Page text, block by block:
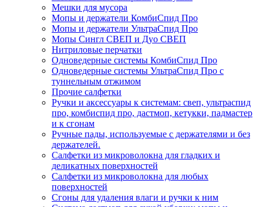
Мешки для мусора
Мопы и держатели КомбиСпид Про
Мопы и держатели УльтраСпид Про
Мопы Сингл СВЕП и Дуо СВЕП
Нитриловые перчатки
Одноведерные системы КомбиСпид Про
Одноведерные системы УльтраСпид Про с
туннельным отжимом
Прочие салфетки
Ручки и аксессуары к системам: свеп, ультраспид
про, комбиспид про, дастмоп, кетукки, падмастер
и к сгонам
Ручные пады, используемые с держателями и без
держателей.
Салфетки из микроволокна для гладких и
деликатных поверхностей
Салфетки из микроволокна для любых
поверхностей
Сгоны для удаления влаги и ручки к ним